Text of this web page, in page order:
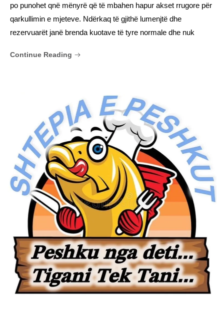
po punohet qnë mënyrë që të mbahen hapur akset rrugore për
qarkullimin e mjeteve. Ndërkaq të gjithë lumenjtë dhe
rezervuarët janë brenda kuotave të tyre normale dhe nuk
Continue Reading